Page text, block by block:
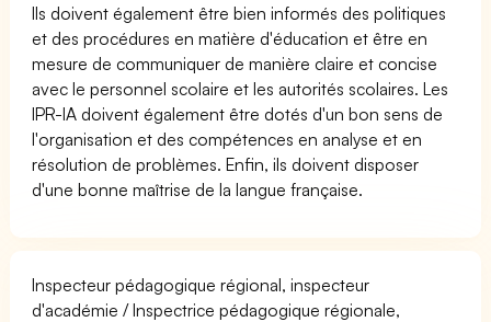
Ils doivent également être bien informés des politiques
et des procédures en matière d'éducation et être en
mesure de communiquer de manière claire et concise
avec le personnel scolaire et les autorités scolaires. Les
IPR-IA doivent également être dotés d'un bon sens de
l'organisation et des compétences en analyse et en
résolution de problèmes. Enfin, ils doivent disposer
d'une bonne maîtrise de la langue française.
Inspecteur pédagogique régional, inspecteur
d'académie / Inspectrice pédagogique régionale,